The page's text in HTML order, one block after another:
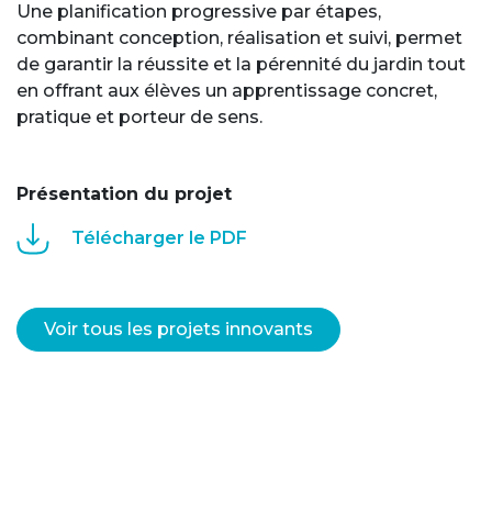
Une planification progressive par étapes,
combinant conception, réalisation et suivi, permet
de garantir la réussite et la pérennité du jardin tout
en offrant aux élèves un apprentissage concret,
pratique et porteur de sens.
Présentation du projet
Télécharger le PDF
Voir tous les projets innovants